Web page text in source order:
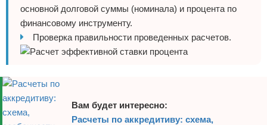
основной долговой суммы (номинала) и процента по
финансовому инструменту.
Проверка правильности проведенных расчетов.
Вам будет интересно:
Расчеты по аккредитиву: схема,